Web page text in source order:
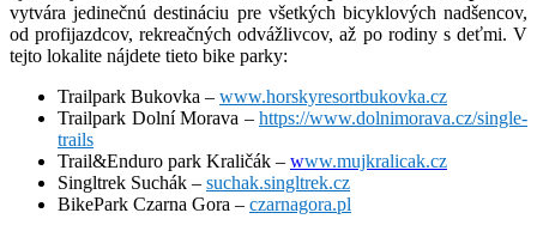
vytvára jedinečnú destináciu pre všetkých bicyklových nadšencov,
od profijazdcov, rekreačných odvážlivcov, až po rodiny s deťmi. V
tejto lokalite nájdete tieto bike parky:
Trailpark Bukovka – www.horskyresortbukovka.cz
Trailpark Dolní Morava – https://www.dolnimorava.cz/single-
trails
Trail&Enduro park Kraličák – www.mujkralicak.cz
Singltrek Suchák – suchak.singltrek.cz
BikePark Czarna Gora – czarnagora.pl